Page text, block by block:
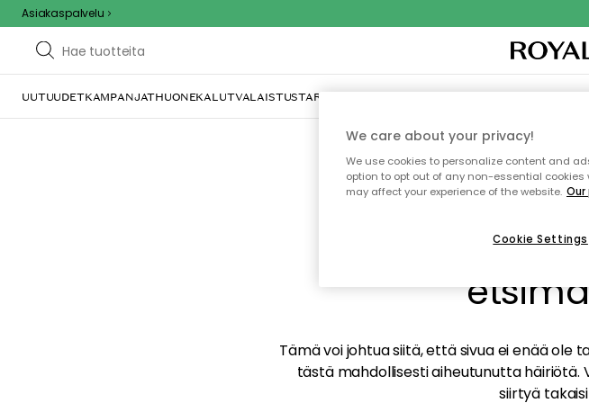
Asiakaspalvelu
UUTUUDETKAMPANJATHUONEKALUTVALAISTUSTARJOILU JA KATTAUSSISUSTUSTEKSTIILIT &
Emme
Tämä voi johtua siitä, että sivua ei enää ole
tästä mahdollisesti aiheutunutta häiriötä.
siirtyä
We care about your privacy!
We use cookies to personalize content and
option to opt out of any non-essential cookies
may affect your experience of the website.
Cookie Settings